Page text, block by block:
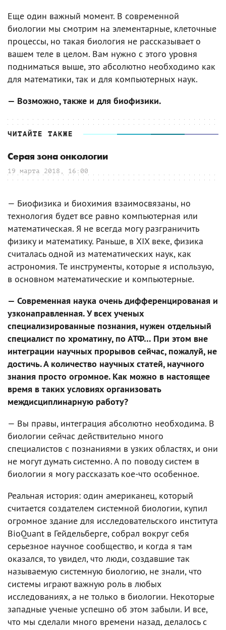
Еще один важный момент. В современной
биологии мы смотрим на элементарные, клеточные
процессы, но такая биология не рассказывает о
вашем теле в целом. Вам нужно с этого уровня
подниматься выше, это абсолютно необходимо как
для математики, так и для компьютерных наук.
— Возможно, также и для биофизики.
ЧИТАЙТЕ ТАКЖЕ
Серая зона онкологии
19 марта 2018, 16:00
— Биофизика и биохимия взаимосвязаны, но
технология будет все равно компьютерная или
математическая. Я не всегда могу разграничить
физику и математику. Раньше, в XIX веке, физика
считалась одной из математических наук, как
астрономия. Те инструменты, которые я использую,
в основном математические и компьютерные.
— Современная наука очень дифференцированая и
узконаправленная. У всех ученых
специализированные познания, нужен отдельный
специалист по хроматину, по АТФ… При этом вне
интеграции научных прорывов сейчас, пожалуй, не
достичь. А количество научных статей, научного
знания просто огромное. Как можно в настоящее
время в таких условиях организовать
междисциплинарную работу?
— Вы правы, интеграция абсолютно необходима. В
биологии сейчас действительно много
специалистов с познаниями в узких областях, и они
не могут думать системно. А по поводу систем в
биологии я могу рассказать кое-что особенное.
Реальная история: один американец, который
считается создателем системной биологии, купил
огромное здание для исследовательского института
BioQuant в Гейдельберге, собрал вокруг себя
серьезное научное сообщество, и когда я там
оказался, то увидел, что люди, создавшие так
называемую системную биологию, не знали, что
системы играют важную роль в любых
исследованиях, а не только в биологии. Некоторые
западные ученые успешно об этом забыли. И все,
что мы сделали много времени назад, делалось с